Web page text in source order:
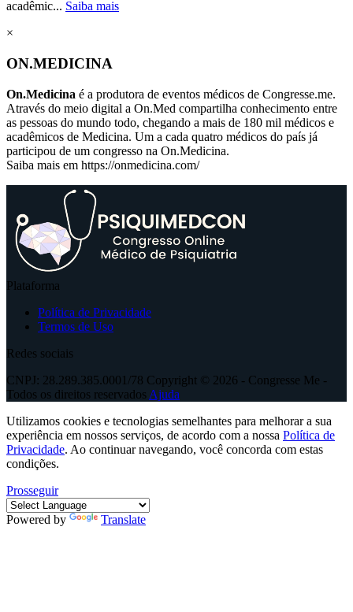
acadêmic... Saiba mais
×
ON.MEDICINA
On.Medicina é a produtora de eventos médicos de Congresse.me.
Através do meio digital a On.Med compartilha conhecimento entre
as pessoas do mundo todo, chegando a mais de 180 mil médicos e
acadêmicos de Medicina. Um a cada quatro médicos do país já
participou de um congresso na On.Medicina.
Saiba mais em https://onmedicina.com/
Plataforma
Política de Privacidade
Termos de Uso
Redes sociais
CNPJ: 28.289.385.0001/78 Copyright © 2026 - Congresse Me -
Todos os direitos reservados Ajuda
Utilizamos cookies e tecnologias semelhantes para melhorar a sua
experiência em nossos serviços, de acordo com a nossa Política de
Privacidade. Ao continuar navegando, você concorda com estas
condições.
Prosseguir
Powered by Translate